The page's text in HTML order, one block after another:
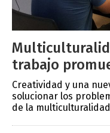
trabajo
Creatividad y una
solucionar los
de la